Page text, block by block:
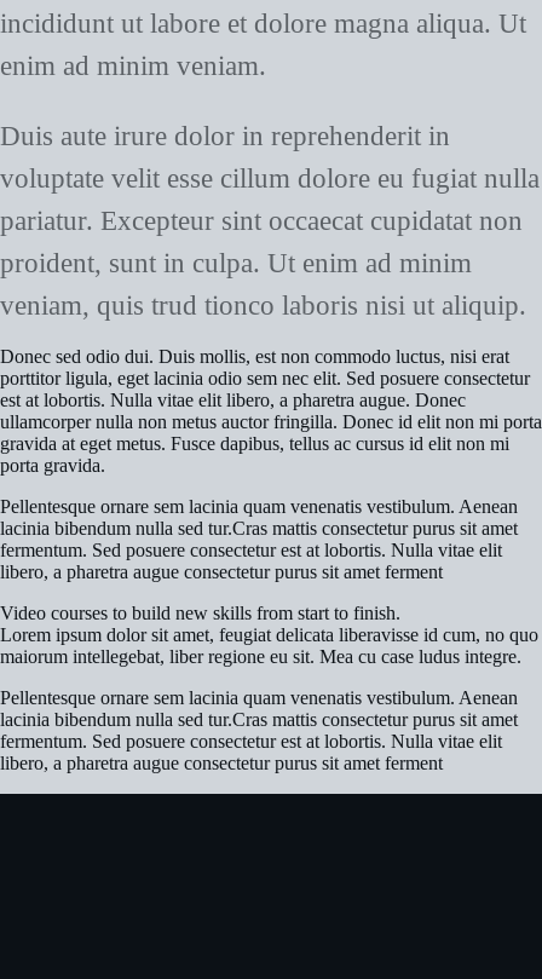
incididunt ut labore et dolore magna aliqua. Ut
enim ad minim veniam.
Duis aute irure dolor in reprehenderit in
voluptate velit esse cillum dolore eu fugiat nulla
pariatur. Excepteur sint occaecat cupidatat non
proident, sunt in culpa. Ut enim ad minim
veniam, quis trud tionco laboris nisi ut aliquip.
Donec sed odio dui. Duis mollis, est non commodo luctus, nisi erat
porttitor ligula, eget lacinia odio sem nec elit. Sed posuere consectetur
est at lobortis. Nulla vitae elit libero, a pharetra augue. Donec
ullamcorper nulla non metus auctor fringilla. Donec id elit non mi porta
gravida at eget metus. Fusce dapibus, tellus ac cursus id elit non mi
porta gravida.
Pellentesque ornare sem lacinia quam venenatis vestibulum. Aenean
lacinia bibendum nulla sed tur.Cras mattis consectetur purus sit amet
fermentum. Sed posuere consectetur est at lobortis. Nulla vitae elit
libero, a pharetra augue consectetur purus sit amet ferment
Video courses to build new skills from start to finish.
Lorem ipsum dolor sit amet, feugiat delicata liberavisse id cum, no quo
maiorum intellegebat, liber regione eu sit. Mea cu case ludus integre.
Pellentesque ornare sem lacinia quam venenatis vestibulum. Aenean
lacinia bibendum nulla sed tur.Cras mattis consectetur purus sit amet
fermentum. Sed posuere consectetur est at lobortis. Nulla vitae elit
libero, a pharetra augue consectetur purus sit amet ferment